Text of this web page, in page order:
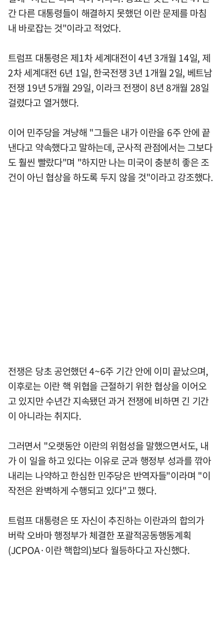
간 다른 대통령들이 해결하지 못했던 이란 문제를 마침
내 바로잡는 것"이라고 적었다.
트럼프 대통령은 제1차 세계대전이 4년 3개월 14일, 제
2차 세계대전 6년 1일, 한국전쟁 3년 1개월 2일, 베트남
전쟁 19년 5개월 29일, 이라크 전쟁이 8년 8개월 28일
걸렸다고 열거했다.
이어 민주당을 겨냥해 "그들은 내가 이란을 6주 안에 끝
낸다고 약속했다고 말하는데, 군사적 관점에서는 그보다
도 훨씬 빨랐다"며 "하지만 나는 미국이 충분히 좋은 조
건이 아닌 협상을 하도록 두지 않을 것"이라고 강조했다.
전쟁은 당초 공언했던 4~6주 기간 안에 이미 끝났으며,
이후로는 이란 핵 위협을 근절하기 위한 협상을 이어오
고 있지만 수년간 지속됐던 과거 전쟁에 비하면 긴 기간
이 아니라는 취지다.
그러면서 "오랫동안 이란의 위험성을 말했으면서도, 내
가 이 일을 하고 있다는 이유로 군과 행정부 성과를 깎아
내리는 나약하고 한심한 민주당은 반역자들"이라며 "이
작전은 완벽하게 수행되고 있다"고 했다.
트럼프 대통령은 또 자신이 추진하는 이란과의 합의가
버락 오바마 행정부가 체결한 포괄적공동행동계획
(JCPOA·이란 핵합의)보다 월등하다고 자신했다.